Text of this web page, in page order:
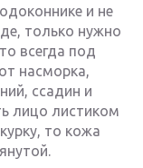
и не
только нужно
всегда под
насморка,
ссадин и
лицо листиком
то кожа